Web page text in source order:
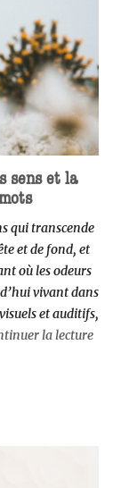
sens et la
qui transcende
et de fond, et
où les odeurs
vivant dans
et auditifs,
la lecturede «